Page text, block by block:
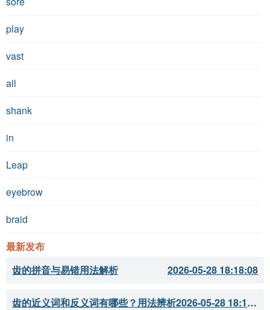
play
vast
all
shank
in
Leap
eyebrow
braid
最新发布
齿的拼音与易错用法解析
2026-05-28 18:18:08
齿的近义词和反义词有哪些？用法辨析 2026-05-28 18:18:07